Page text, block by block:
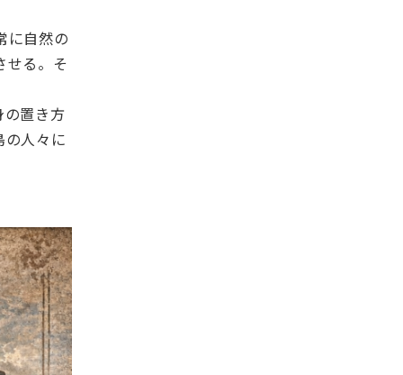
に自然の
せる。そ
置き方
人々に